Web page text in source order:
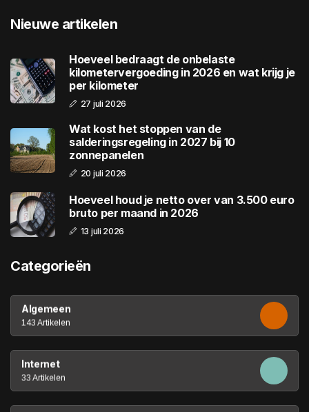
Nieuwe artikelen
Hoeveel bedraagt de onbelaste
kilometervergoeding in 2026 en wat krijg je
per kilometer
27 juli 2026
Wat kost het stoppen van de
salderingsregeling in 2027 bij 10
zonnepanelen
20 juli 2026
Hoeveel houd je netto over van 3.500 euro
bruto per maand in 2026
13 juli 2026
Categorieën
Algemeen
143 Artikelen
Internet
33 Artikelen